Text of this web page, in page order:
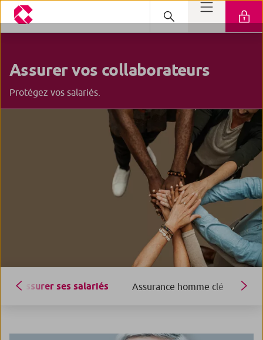
Assurervos collaborateurs
Protégez vos salariés.
Assurer ses salariés Assurance homme clé